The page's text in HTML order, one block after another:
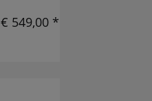
€ 549,00 *